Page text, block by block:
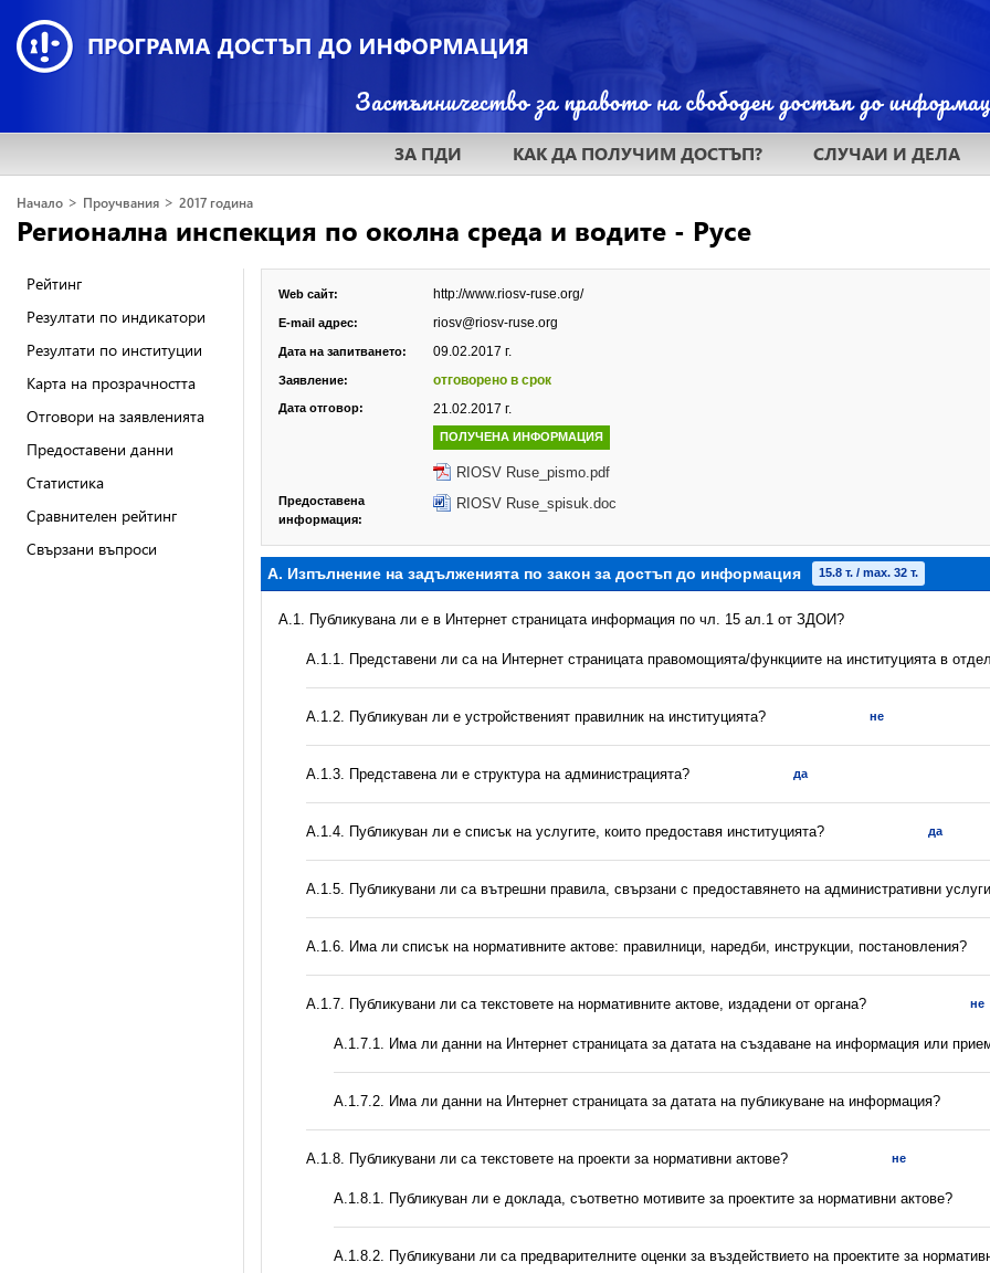
ЗА ПДИ КАК ДА ПОЛУЧИМ ДОСТЪП? СЛУЧАИ И ДЕЛА
Начало > Проучвания > 2017 година
Регионална инспекция по околна среда и водите - Русе
Рейтинг
Резултати по индикатори
Резултати по институции
Карта на прозрачността
Отговори на заявленията
Предоставени данни
Статистика
Сравнителен рейтинг
Свързани въпроси
Web сайт: http://www.riosv-ruse.org/
E-mail адрес: riosv@riosv-ruse.org
Дата на запитването: 09.02.2017 г.
Заявление: отговорено в срок
Дата отговор: 21.02.2017 г.
ПОЛУЧЕНА ИНФОРМАЦИЯ
RIOSV Ruse_pismo.pdf
Предоставена
информация:
RIOSV Ruse_spisuk.doc
А. Изпълнение на задълженията по закон за достъп до информация 15.8 т. / max. 32 т.
A.1. Публикувана ли е в Интернет страницата информация по чл. 15 ал.1 от ЗДОИ?
А.1.1. Представени ли са на Интернет страницата правомощията/функциите на институцията в
А.1.2. Публикуван ли е устройственият правилник на институцията? не
A.1.3. Представена ли е структура на администрацията? да
А.1.4. Публикуван ли е списък на услугите, които предоставя институцията? да
А.1.5. Публикувани ли са вътрешни правила, свързани с предоставянето на административни
А.1.6. Има ли списък на нормативните актове: правилници, наредби, инструкции, постановления?
А.1.7. Публикувани ли са текстовете на нормативните актове, издадени от органа? не
A.1.7.1. Има ли данни на Интернет страницата за датата на създаване на информация или
A.1.7.2. Има ли данни на Интернет страницата за датата на публикуване на информация?
А.1.8. Публикувани ли са текстовете на проекти за нормативни актове? не
А.1.8.1. Публикуван ли е доклада, съответно мотивите за проектите за нормативни актове?
А.1.8.2. Публикувани ли са предварителните оценки за въздействието на проектите за